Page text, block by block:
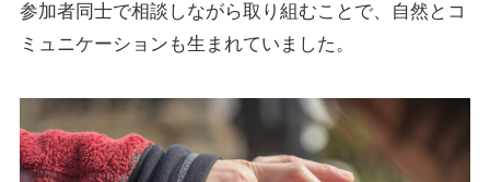
参加者同士で相談しながら取り組むことで、自然とコ
ミュニケーションも生まれていました。